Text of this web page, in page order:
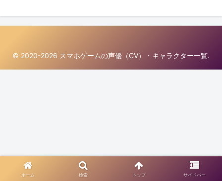
© 2020-2026 スマホゲームの声優（CV）・キャラクター一覧.
ホーム 検索 トップ サイドバー